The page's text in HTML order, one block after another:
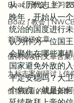
Boaz | 教会 | 学习牧
Boaz | 教会 |
首页推送文章
值得阅读的文章合集
九标志案例研讨 | 信
值得观看的视频合集
从《历代志上》
晚年，开始从一
统治的国度进行
认为作为一位国
会聚焦在哪些事
国家避免外敌的
平定安稳吗？大
个焦点，就是如